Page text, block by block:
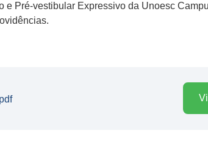
Pré-vestibular Expressivo da Unoesc